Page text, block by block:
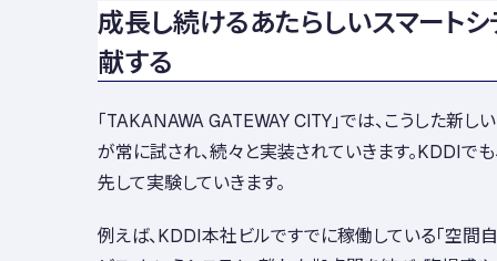
成長し続けるあたらしいスマートシ
献する
「TAKANAWA GATEWAY CITY」では、こうした新し
が常に試され、続々と実装されていきます。KDDIで
先して実験していきます。
例えば、KDDI本社ビルですでに稼働している「空間